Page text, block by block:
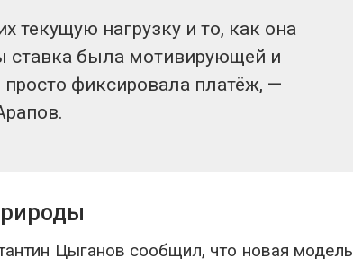
нагрузку и то, как она
ставка была мотивирующей и
фиксировала платёж, —
Цыганов сообщил, что новая модель